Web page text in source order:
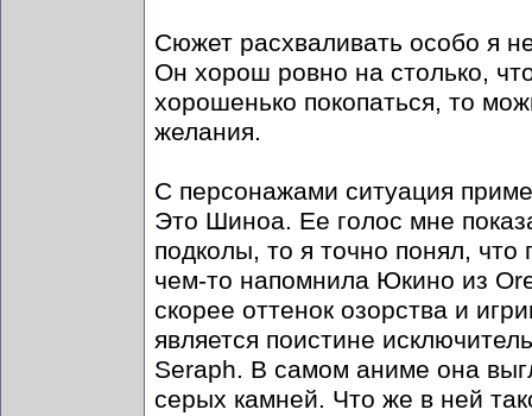
Сюжет расхваливать особо я
Он хорош ровно на столько,
хорошенько покопаться, то
желания.
С персонажами ситуация
Это Шиноа. Ее голос мне
подколы, то я точно понял,
чем-то напомнила Юкино из
скорее оттенок озорства и
является поистине
Seraph. В самом аниме она
серых камней. Что же в ней